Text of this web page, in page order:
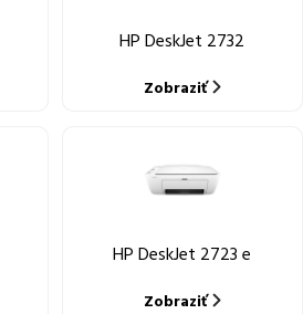
HP DeskJet 2732
Zobraziť
HP DeskJet 2723 e
Zobraziť